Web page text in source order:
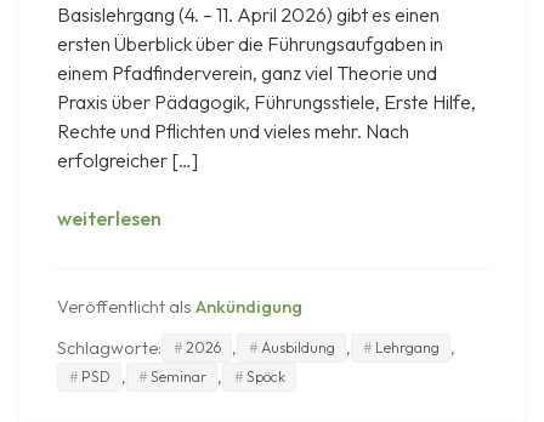
Basislehrgang (4. – 11. April 2026) gibt es einen
ersten Überblick über die Führungsaufgaben in
einem Pfadfinderverein, ganz viel Theorie und
Praxis über Pädagogik, Führungsstiele, Erste Hilfe,
Rechte und Pflichten und vieles mehr. Nach
erfolgreicher […]
weiterlesen
2026
Veröffentlicht als Ankündigung
Schlagworte:
2026 , Ausbildung , Lehrgang ,
PSD , Seminar , Spöck